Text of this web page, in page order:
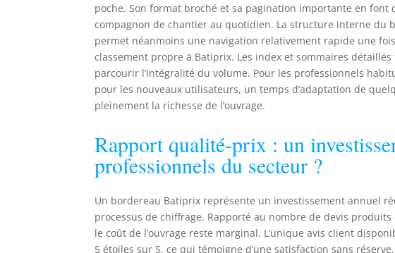
poche. Son format broché et sa pagination importante en font
compagnon de chantier au quotidien. La structure interne du
permet néanmoins une navigation relativement rapide une
classement propre à Batiprix. Les index et sommaires
parcourir l’intégralité du volume. Pour les professionnels
pour les nouveaux utilisateurs, un temps d’adaptation de
pleinement la richesse de l’ouvrage.
Rapport qualité-prix : un
professionnels du secteur ?
Un bordereau Batiprix représente un investissement annuel
processus de chiffrage. Rapporté au nombre de devis
le coût de l’ouvrage reste marginal. L’unique avis client
5 étoiles sur 5, ce qui témoigne d’une satisfaction sans